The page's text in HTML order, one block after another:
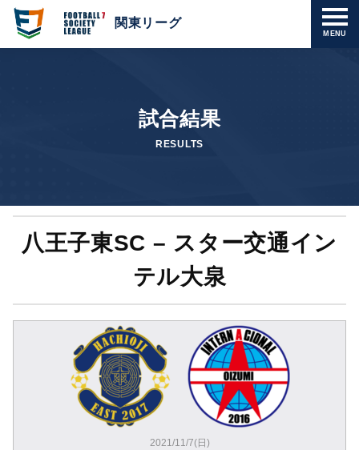
MENU
関東リーグ
試合結果
RESULTS
八王子東SC – スター交通イン
テル大泉
2021/11/7(日)